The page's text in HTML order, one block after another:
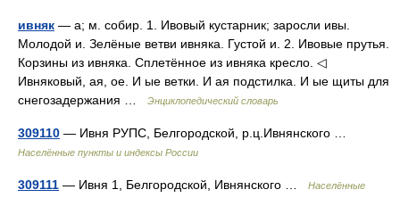
ивняк — а; м. собир. 1. Ивовый кустарник; заросли ивы.
Молодой и. Зелёные ветви ивняка. Густой и. 2. Ивовые прутья.
Корзины из ивняка. Сплетённое из ивняка кресло. ◁
Ивняковый, ая, ое. И ые ветки. И ая подстилка. И ые щиты для
снегозадержания …
Энциклопедический словарь
309110 — Ивня РУПС, Белгородской, р.ц.Ивнянского …
Населённые пункты и индексы России
309111 — Ивня 1, Белгородской, Ивнянского …
Населённые